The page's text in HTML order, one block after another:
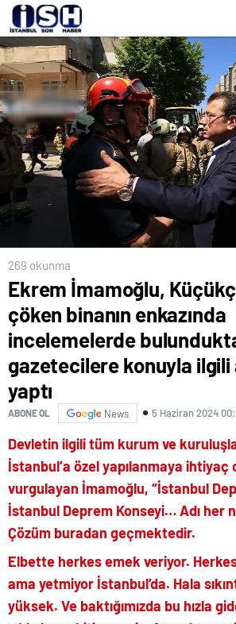
bulunduktan sonra, gazetecilere
ilgili açıklama yaptı
269 okunma
Ekrem İmamoğlu,
çöken binanın enkazında
incelemelerde
gazetecilere konuyla ilgili
yaptı
ABONE OL News 5 Haziran 2024
Devletin ilgili tüm kurum ve
İstanbul’a özel yapılanmaya ihtiyaç
vurgulayan İmamoğlu, “İstanbul
İstanbul Deprem Konseyi… Adı her
Çözüm buradan geçmektedir.
Elbette herkes emek veriyor.
ama yetmiyor İstanbul’da. Hala
yüksek. Ve baktığımızda bu hızla